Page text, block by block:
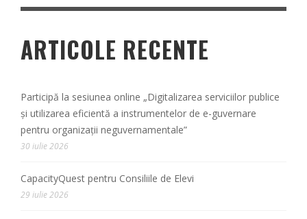
ARTICOLE RECENTE
Participă la sesiunea online „Digitalizarea serviciilor publice
și utilizarea eficientă a instrumentelor de e-guvernare
pentru organizații neguvernamentale”
30 iulie 2026
CapacityQuest pentru Consiliile de Elevi
29 iulie 2026